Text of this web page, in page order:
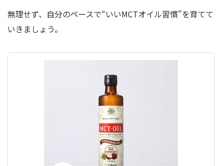
無理せず、自分のペースで“いいMCTオイル習慣”を育てて
いきましょう。